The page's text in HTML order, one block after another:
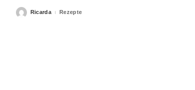
PostedRicarda Rezepte